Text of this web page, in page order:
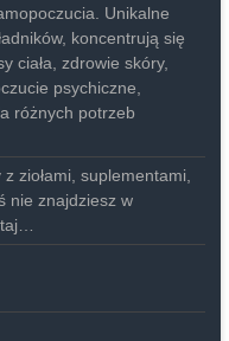
Unikalne
koncentrują się
ciała, zdrowie skóry,
psychiczne,
różnych potrzeb
ziołami, suplementami,
nie znajdziesz w